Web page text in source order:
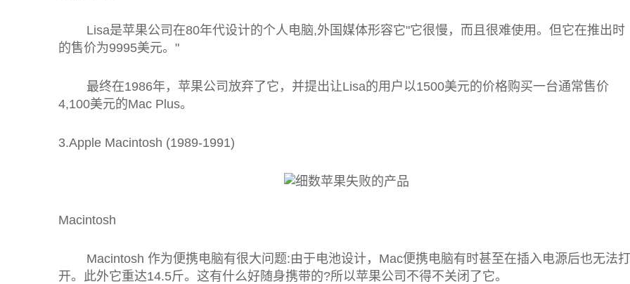
Lisa是苹果公司在80年代设计的个人电脑,外国媒体形容它"它很慢，而且很难使用。但它在推出时
的售价为9995美元。"
最终在1986年，苹果公司放弃了它，并提出让Lisa的用户以1500美元的价格购买一台通常售价
4,100美元的Mac Plus。
3.Apple Macintosh (1989-1991)
Macintosh
Macintosh 作为便携电脑有很大问题:由于电池设计，Mac便携电脑有时甚至在插入电源后也无法打
开。此外它重达14.5斤。这有什么好随身携带的?所以苹果公司不得不关闭了它。